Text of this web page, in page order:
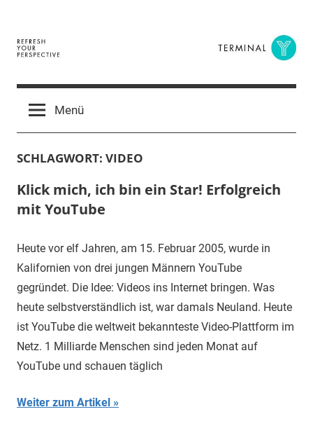
springen
Terminal
Y
Digital
BusinessMenü
SCHLAGWORT: VIDEO
Klick mich, ich bin ein Star! Erfolgreich
mit YouTube
Heute vor elf Jahren, am 15. Februar 2005, wurde in
Kalifornien von drei jungen Männern YouTube
gegründet. Die Idee: Videos ins Internet bringen. Was
heute selbstverständlich ist, war damals Neuland. Heute
ist YouTube die weltweit bekannteste Video-Plattform im
Netz. 1 Milliarde Menschen sind jeden Monat auf
YouTube und schauen täglich
Weiter zum Artikel